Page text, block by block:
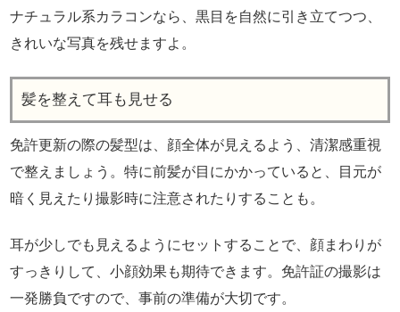
ナチュラル系カラコンなら、黒目を自然に引き立てつつ、
きれいな写真を残せますよ。
髪を整えて耳も見せる
免許更新の際の髪型は、顔全体が見えるよう、清潔感重視
で整えましょう。特に前髪が目にかかっていると、目元が
暗く見えたり撮影時に注意されたりすることも。
耳が少しでも見えるようにセットすることで、顔まわりが
すっきりして、小顔効果も期待できます。免許証の撮影は
一発勝負ですので、事前の準備が大切です。